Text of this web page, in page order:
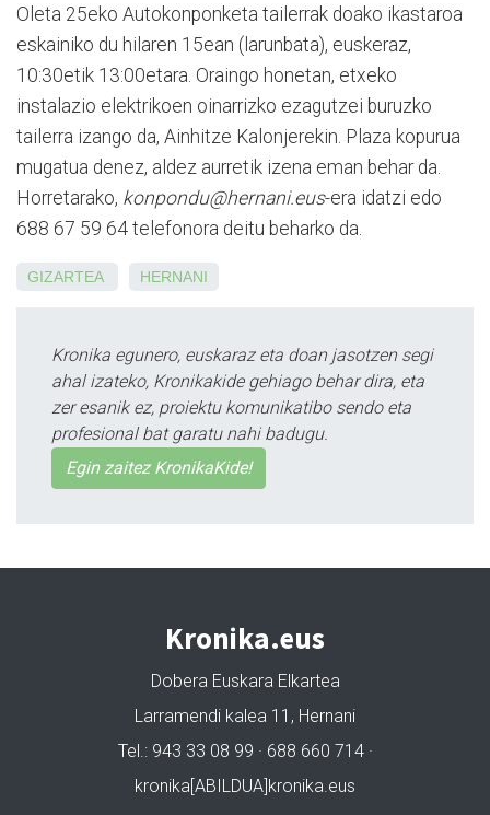
Oleta 25eko Autokonponketa tailerrak doako ikastaroa
eskainiko du hilaren 15ean (larunbata), euskeraz,
10:30etik 13:00etara. Oraingo honetan, etxeko
instalazio elektrikoen oinarrizko ezagutzei buruzko
tailerra izango da, Ainhitze Kalonjerekin. Plaza kopurua
mugatua denez, aldez aurretik izena eman behar da.
Horretarako, konpondu@hernani.eus-era idatzi edo
688 67 59 64 telefonora deitu beharko da.
GIZARTEA HERNANI
Kronika egunero, euskaraz eta doan jasotzen segi
ahal izateko, Kronikakide gehiago behar dira, eta
zer esanik ez, proiektu komunikatibo sendo eta
profesional bat garatu nahi badugu.
Egin zaitez KronikaKide!
Kronika.eus
Dobera Euskara Elkartea
Larramendi kalea 11, Hernani
Tel.: 943 33 08 99 · 688 660 714 ·
kronika[ABILDUA]kronika.eus